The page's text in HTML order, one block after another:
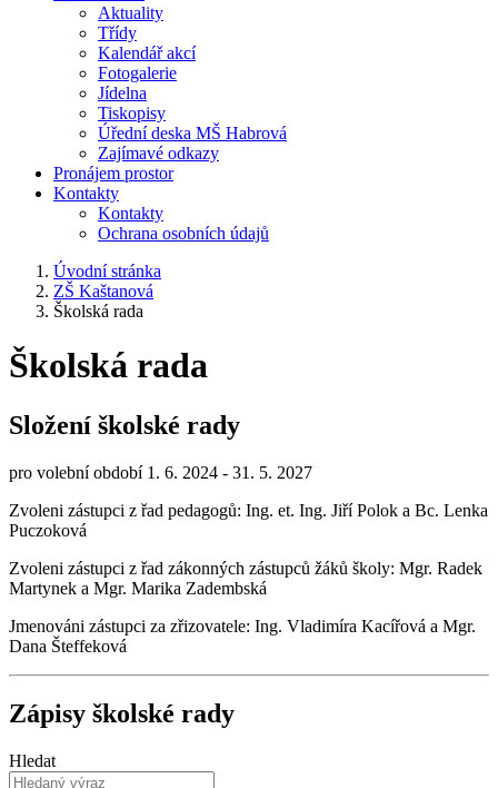
Aktuality
Třídy
Kalendář akcí
Fotogalerie
Jídelna
Tiskopisy
Úřední deska MŠ Habrová
Zajímavé odkazy
Pronájem prostor
Kontakty
Kontakty
Ochrana osobních údajů
Úvodní stránka
ZŠ Kaštanová
Školská rada
Školská rada
Složení školské rady
pro volební období 1. 6. 2024 - 31. 5. 2027
Zvoleni zástupci z řad pedagogů: Ing. et. Ing. Jiří Polok a Bc. Lenka
Puczoková
Zvoleni zástupci z řad zákonných zástupců žáků školy: Mgr. Radek
Martynek a Mgr. Marika Zadembská
Jmenováni zástupci za zřizovatele: Ing. Vladimíra Kacířová a Mgr.
Dana Šteffeková
Zápisy školské rady
Hledat